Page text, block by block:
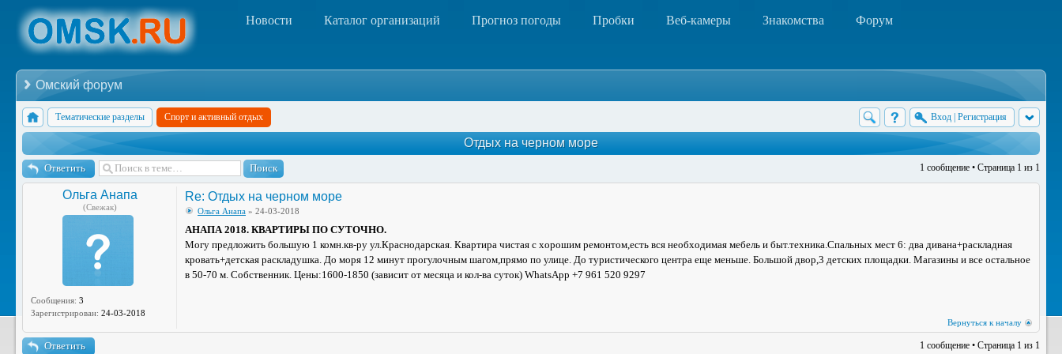
Новости Каталог организаций Прогноз погоды Пробки Веб-камеры Знакомства Форум
Омский форум
Тематические разделы Спорт и активный отдых Вход Регистрация
Отдых на черном море
Ответить 1 сообщение • Страница 1 из 1
Ольга Анапа
(Свежак)
Сообщения: 3
Зарегистрирован: 24-03-2018
Re: Отдых на черном море
Ольга Анапа » 24-03-2018
АНАПА 2018. КВАРТИРЫ ПО СУТОЧНО.
Могу предложить большую 1 комн.кв-ру ул.Краснодарская. Квартира чистая с хорошим ремонтом,есть вся необходимая мебель и быт.техника.Спальных мест 6: два дивана+раскладная
кровать+детская раскладушка. До моря 12 минут прогулочным шагом,прямо по улице. До туристического центра еще меньше. Большой двор,3 детских площадки. Магазины и все остальное
в 50-70 м. Собственник. Цены:1600-1850 (зависит от месяца и кол-ва суток) WhatsApp +7 961 520 9297
Вернуться к началу
Ответить 1 сообщение • Страница 1 из 1